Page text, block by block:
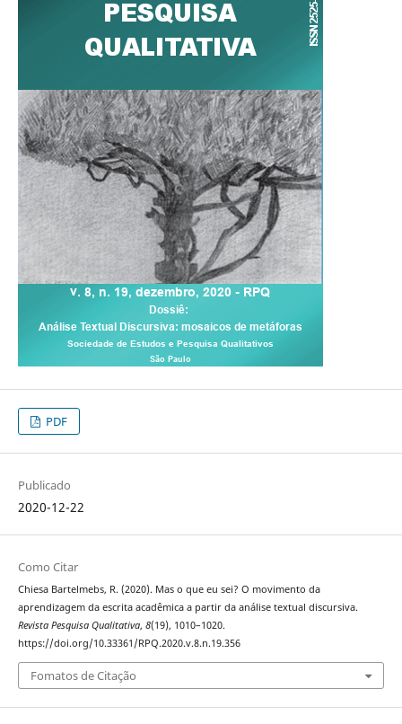
PDF
Publicado
2020-12-22
Como Citar
Chiesa Bartelmebs, R. (2020). Mas o que eu sei? O movimento da
aprendizagem da escrita acadêmica a partir da análise textual discursiva.
Revista Pesquisa Qualitativa, 8(19), 1010–1020.
https://doi.org/10.33361/RPQ.2020.v.8.n.19.356
Fomatos de Citação